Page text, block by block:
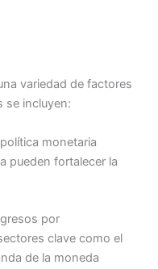
variedad de factores
se incluyen:
monetaria
pueden fortalecer la
por
clave como el
de la moneda